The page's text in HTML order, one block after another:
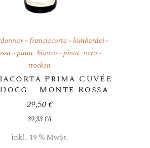
franciacorta lombardei
pinot_bianco pinot_nero
trocken
Prima Cuvée
– Monte Rossa
29,50€
39,33 €/l
inkl. 19 % MwSt.